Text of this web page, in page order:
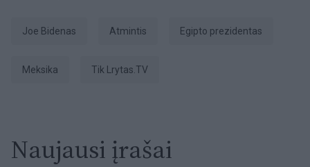
Joe Bidenas atmintis Egipto prezidentas
Meksika tik Lrytas.TV
Naujausi įrašai